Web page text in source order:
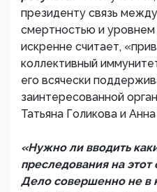
президенту связь
смертностью и уровнем
искренне считает,
коллективный
его всячески
заинтересованной
Татьяна Голикова и
«Нужно ли вводить
преследования на этот
Дело совершенно не в